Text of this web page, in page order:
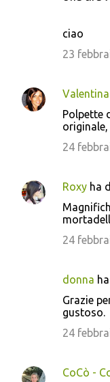
ciao
23
Valentina
Polpette
originale,
24
Roxy ha
24
donna
Grazie
gustoso.
24
CoCò -